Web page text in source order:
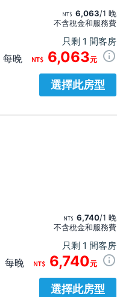
6,063/1 晚
不含稅金和服務費
只剩 1 間客房
每晚 6,063元
選擇此房型
6,740/1 晚
不含稅金和服務費
只剩 1 間客房
每晚 6,740元
選擇此房型